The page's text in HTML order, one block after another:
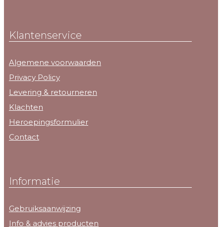
Klantenservice
Algemene voorwaarden
Privacy Policy
Levering & retourneren
Klachten
Heroepingsformulier
Contact
Informatie
Gebruiksaanwijzing
Info & advies producten